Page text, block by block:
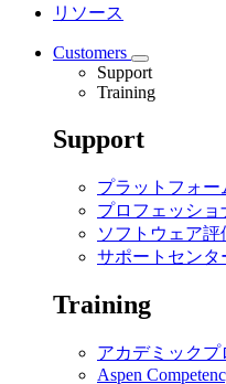
リソース
Customers
Support
Training
Support
プラットフォー
プロフェッショ
ソフトウェア評
サポートセンタ
Training
アカデミックプ
Aspen